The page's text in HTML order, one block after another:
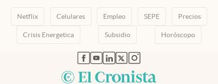
Netflix Celulares Empleo SEPE Precios
Crisis Energetica Subsidio Horóscopo
abre en nueva pestaña
abre en nueva pestaña
abre en nueva pestaña
abre en nueva pestaña
abre en nueva pestaña